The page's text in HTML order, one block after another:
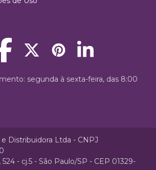
segunda à sexta-feira, das 8:00
Distribuidora Ltda - CNPJ
- cj.5 - São Paulo/SP - CEP 01329-